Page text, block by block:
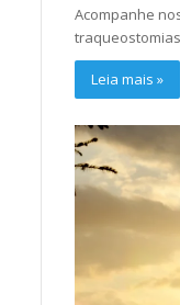
Acompanhe
Leia mais »